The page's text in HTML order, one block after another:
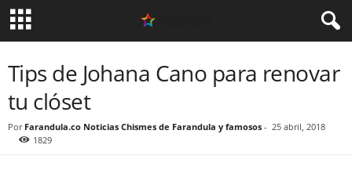
Tips de Johana Cano para renovar
tu clóset
Por Farandula.co Noticias Chismes de Farandula y famosos - 25 abril, 2018
1829